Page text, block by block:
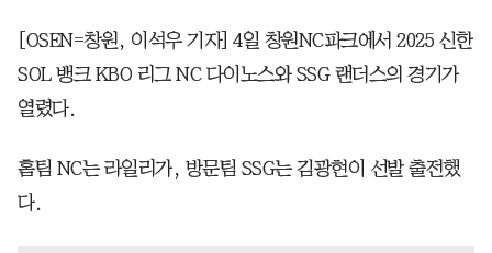
[OSEN=창원, 이석우 기자] 4일 창원NC파크에서 2025 신한
SOL 뱅크 KBO 리그 NC 다이노스와 SSG 랜더스의 경기가
열렸다.
홈팀 NC는 라일리가, 방문팀 SSG는 김광현이 선발 출전했
다.